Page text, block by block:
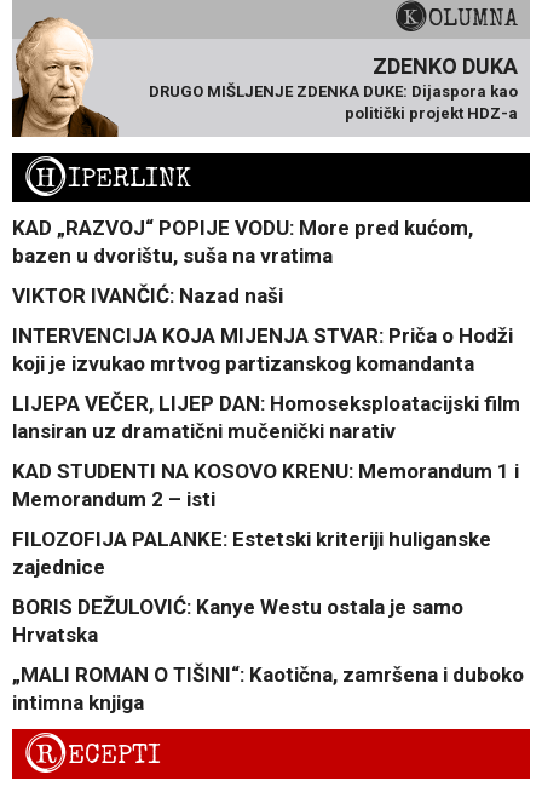
KOLUMNA
ZDENKO DUKA
DRUGO MIŠLJENJE ZDENKA DUKE: Dijaspora kao
politički projekt HDZ-a
HIPERLINK
KAD „RAZVOJ“ POPIJE VODU: More pred kućom,
bazen u dvorištu, suša na vratima
VIKTOR IVANČIĆ: Nazad naši
INTERVENCIJA KOJA MIJENJA STVAR: Priča o Hodži
koji je izvukao mrtvog partizanskog komandanta
LIJEPA VEČER, LIJEP DAN: Homoseksploatacijski film
lansiran uz dramatični mučenički narativ
KAD STUDENTI NA KOSOVO KRENU: Memorandum 1 i
Memorandum 2 – isti
FILOZOFIJA PALANKE: Estetski kriteriji huliganske
zajednice
BORIS DEŽULOVIĆ: Kanye Westu ostala je samo
Hrvatska
„MALI ROMAN O TIŠINI“: Kaotična, zamršena i duboko
intimna knjiga
RECEPTI